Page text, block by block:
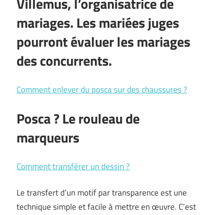
mariages. Les mariées juges
pourront évaluer les mariages
des concurrents.
Comment enlever du posca sur des chaussures ?
Posca ? Le rouleau de
marqueurs
Comment transférer un dessin ?
Le transfert d’un motif par transparence est une
technique simple et facile à mettre en œuvre. C’est